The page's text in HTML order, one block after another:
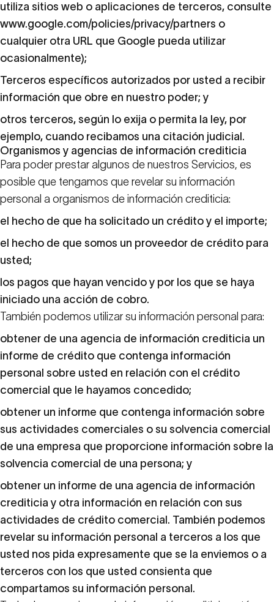
utiliza sitios web o aplicaciones de terceros, consulte
www.google.com/policies/privacy/partners o
cualquier otra URL que Google pueda utilizar
ocasionalmente);
Terceros específicos autorizados por usted a recibir
información que obre en nuestro poder; y
otros terceros, según lo exija o permita la ley, por
ejemplo, cuando recibamos una citación judicial.
Organismos y agencias de información crediticia
Para poder prestar algunos de nuestros Servicios, es
posible que tengamos que revelar su información
personal a organismos de información crediticia:
el hecho de que ha solicitado un crédito y el importe;
el hecho de que somos un proveedor de crédito para
usted;
los pagos que hayan vencido y por los que se haya
iniciado una acción de cobro.
También podemos utilizar su información personal para:
obtener de una agencia de información crediticia un
informe de crédito que contenga información
personal sobre usted en relación con el crédito
comercial que le hayamos concedido;
obtener un informe que contenga información sobre
sus actividades comerciales o su solvencia comercial
de una empresa que proporcione información sobre la
solvencia comercial de una persona; y
obtener un informe de una agencia de información
crediticia y otra información en relación con sus
actividades de crédito comercial. También podemos
revelar su información personal a terceros a los que
usted nos pida expresamente que se la enviemos o a
terceros con los que usted consienta que
compartamos su información personal.